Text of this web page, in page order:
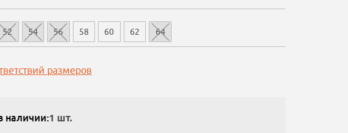
52 54 56 58 60 62 64
размеров
наличии:1 шт.